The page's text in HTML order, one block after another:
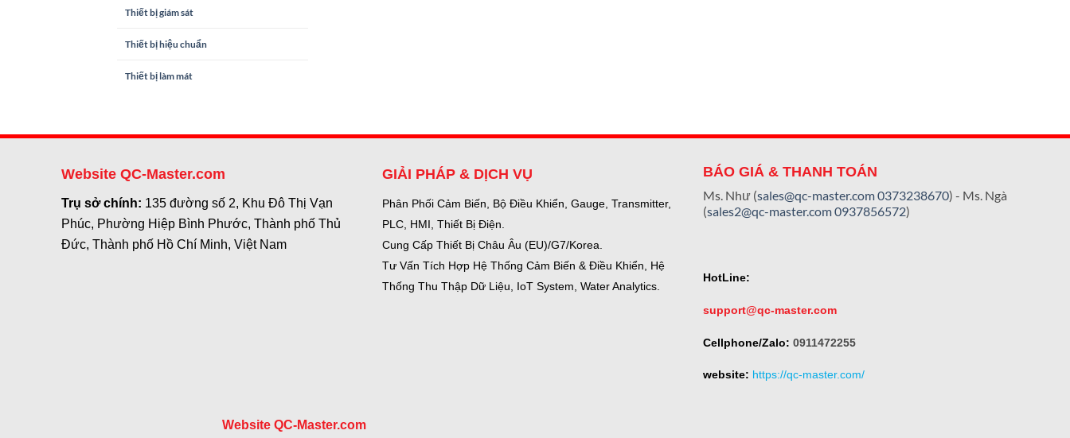
Thiết bị giám sát
Thiết bị hiệu chuẩn
Thiết bị làm mát
Website QC-Master.com
Trụ sở chính: 135 đường số 2, Khu Đô Thị Vạn
Phúc, Phường Hiệp Bình Phước, Thành phố Thủ
Đức, Thành phố Hồ Chí Minh, Việt Nam
GIẢI PHÁP & DỊCH VỤ
Phân Phối Cảm Biến, Bộ Điều Khiển, Gauge, Transmitter,
PLC, HMI, Thiết Bị Điện.
Cung Cấp Thiết Bị Châu Âu (EU)/G7/Korea.
Tư Vấn Tích Hợp Hệ Thống Cảm Biến & Điều Khiển, Hệ
Thống Thu Thập Dữ Liệu, IoT System, Water Analytics.
BÁO GIÁ & THANH TOÁN
Ms. Như (sales@qc-master.com0373238670) - Ms. Ngà
(sales2@qc-master.com0937856572)
HotLine:
support@qc-master.com
Cellphone/Zalo: 0911472255
website: https://qc-master.com/
Website QC-Master.com